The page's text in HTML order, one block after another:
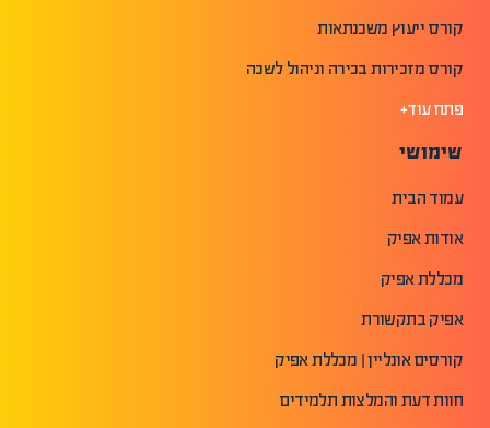
קורס ייעוץ משכנתאות
קורס מזכירות בכירה וניהול לשכה
פתח עוד+
שימושי
עמוד הבית
אודות אפיק
מכללת אפיק
אפיק בתקשורת
קורסים אונליין | מכללת אפיק
חוות דעת והמלצות תלמידים